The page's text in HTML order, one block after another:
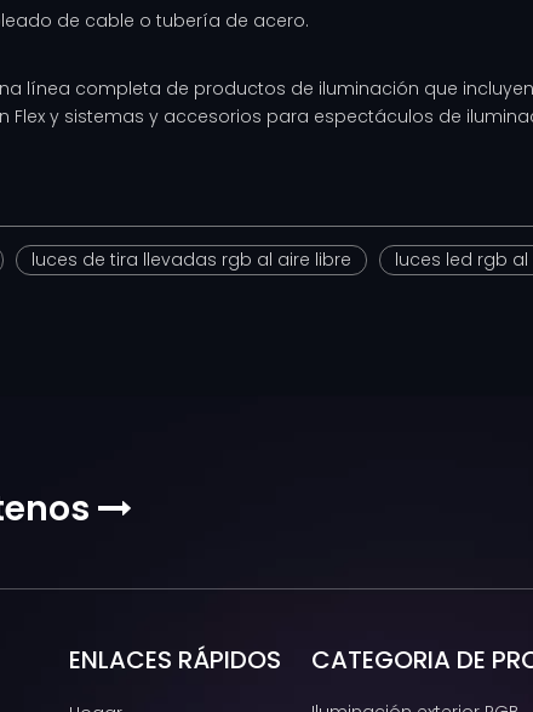
de cable o tubería de acero.
línea completa de productos de iluminación que
Flex y sistemas y accesorios para espectáculos de
luces de tira llevadas rgb al aire libre luces led rgb al

ENLACES RÁPIDOS CATEGORIA DE